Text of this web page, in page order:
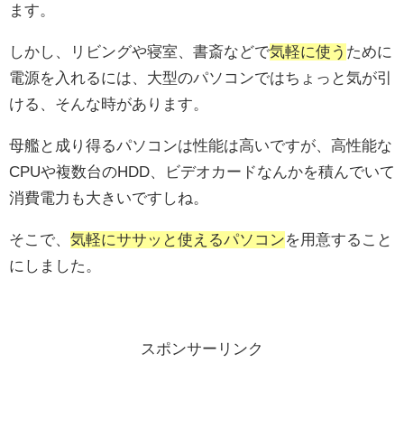
ます。
しかし、リビングや寝室、書斎などで気軽に使う ために
電源を入れるには、大型のパソコンではちょっと気が引
ける、そんな時があります。
母艦と成り得るパソコンは性能は高いですが、高性能な
CPUや複数台のHDD、ビデオカードなんかを積んでいて
消費電力も大きいですしね。
そこで、 気軽にササッと使えるパソコンを用意すること
にしました。
スポンサーリンク